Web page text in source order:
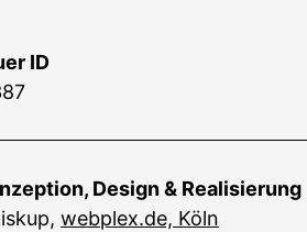
ID
Design & Realisierung
webplex.de, Köln